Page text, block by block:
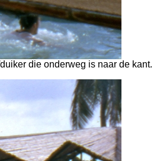
die onderweg is naar de kant.